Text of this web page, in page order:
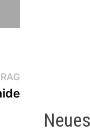
Nächster
Beitrag: